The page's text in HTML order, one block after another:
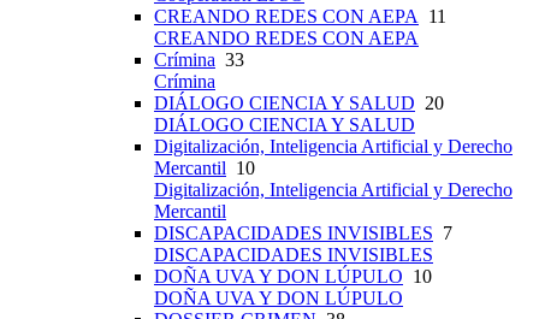
CREANDO REDES CON AEPA 11
CREANDO REDES CON AEPA
Crímina 33
Crímina
DIÁLOGO CIENCIA Y SALUD 20
DIÁLOGO CIENCIA Y SALUD
Digitalización, Inteligencia Artificial y Derecho
Mercantil 10
Digitalización, Inteligencia Artificial y Derecho
Mercantil
DISCAPACIDADES INVISIBLES 7
DISCAPACIDADES INVISIBLES
DOÑA UVA Y DON LÚPULO 10
DOÑA UVA Y DON LÚPULO